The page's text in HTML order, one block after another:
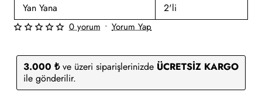
Yan Yana
2'li
3.000 ₺ve üzeri siparişlerinizde ÜCRETSİZ KARGO
ile gönderilir.
0 yorum • Yorum Yap